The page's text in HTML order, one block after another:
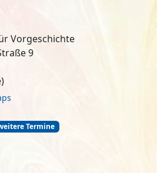
Vorgeschichte
9
Termine